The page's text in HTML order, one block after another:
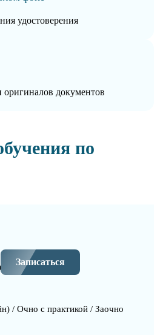
удостоверения
оригиналов документов
по
Записаться
/ Очно с практикой / Заочно